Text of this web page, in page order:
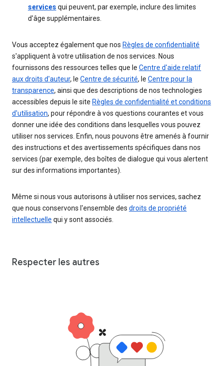
services qui peuvent, par exemple, inclure des limites
d'âge supplémentaires.
Vous acceptez également que nos Règles de confidentialité
s'appliquent à votre utilisation de nos services. Nous
fournissons des ressources telles que le Centre d'aide relatif
aux droits d'auteur, le Centre de sécurité, le Centre pour la
transparence, ainsi que des descriptions de nos technologies
accessibles depuis le site Règles de confidentialité et conditions
d'utilisation, pour répondre à vos questions courantes et vous
donner une idée des conditions dans lesquelles vous pouvez
utiliser nos services. Enfin, nous pouvons être amenés à fournir
des instructions et des avertissements spécifiques dans nos
services (par exemple, des boîtes de dialogue qui vous alertent
sur des informations importantes).
Même si nous vous autorisons à utiliser nos services, sachez
que nous conservons l'ensemble des droits de propriété
intellectuelle qui y sont associés.
Respecter les autres